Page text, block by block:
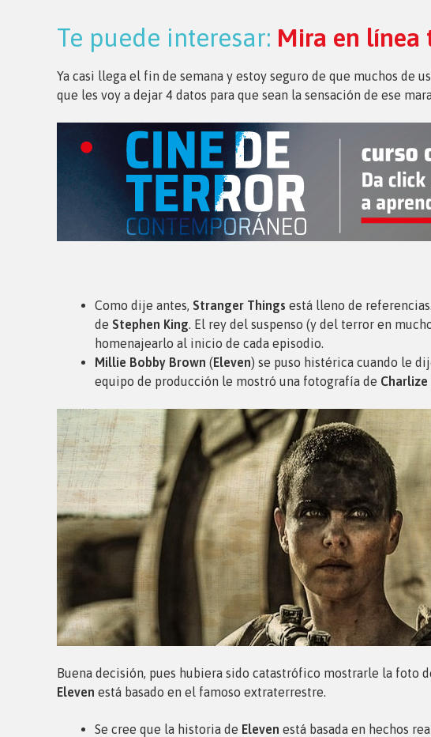
Te puede interesar: Mira en línea
Ya casi llega el fin de semana y estoy seguro de que muchos de
que les voy a dejar 4 datos para que sean la sensación de ese
Como dije antes, Stranger Things está lleno de
de Stephen King. El rey del suspenso (y del terror en
homenajearlo al inicio de cada episodio.
Millie Bobby Brown (Eleven) se puso histérica cuando le
equipo de producción le mostró una fotografía de
Buena decisión, pues hubiera sido catastrófico mostrarle la foto
Eleven está basado en el famoso extraterrestre.
Se cree que la historia de Eleven está basada en hechos